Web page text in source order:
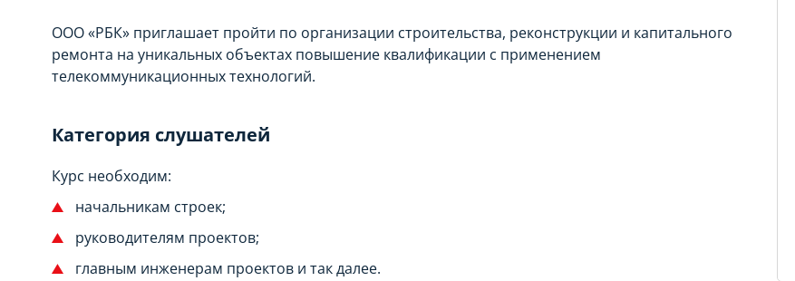
ООО «РБК» приглашает пройти по организации строительства, реконструкции и капитального
ремонта на уникальных объектах повышение квалификации с применением
телекоммуникационных технологий.
Категория слушателей
Курс необходим:
начальникам строек;
руководителям проектов;
главным инженерам проектов и так далее.